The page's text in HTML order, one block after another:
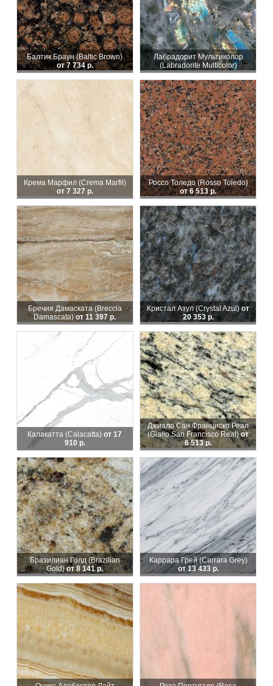
Балтик Браун (Baltic Brown)
от 7 734 р.
Лабрадорит Мультиколор
(Labradorite Multicolor)
Крема Марфил (Crema Marfil)
от 7 327 р.
Россо Толедо (Rosso Toledo)
от 6 513 р.
Бречия Дамаската (Breccia
Damascata)от 11 397 р.
Кристал Азул (Crystal Azul)от
20 353 р.
Калакатта (Calacatta)от 17
910 р.
Джиало Сан Франциско Реал
(Giallo San Francisco Real)от
6 513 р.
Бразилиан Голд (Brazilian
Gold)от 8 141 р.
Каррара Грей (Carrara Grey)
от 13 433 р.